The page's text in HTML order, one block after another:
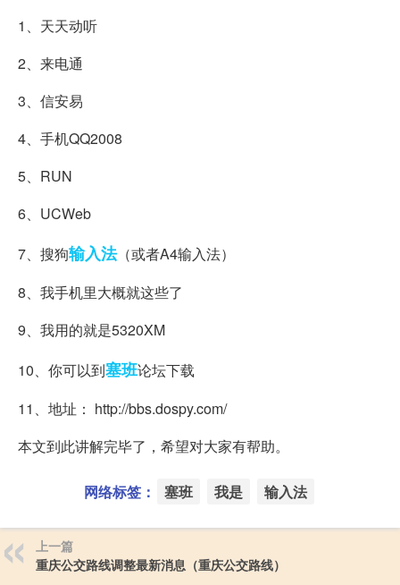
1、天天动听
2、来电通
3、信安易
4、手机QQ2008
5、RUN
6、UCWeb
7、搜狗输入法（或者A4输入法）
8、我手机里大概就这些了
9、我用的就是5320XM
10、你可以到塞班论坛下载
11、地址： http://bbs.dospy.com/
本文到此讲解完毕了，希望对大家有帮助。
网络标签： 塞班 我是 输入法
上一篇
重庆公交路线调整最新消息（重庆公交路线）